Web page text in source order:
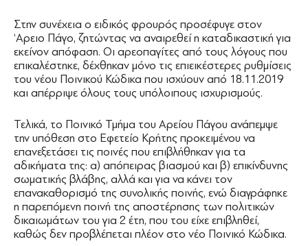
Στην συνέχεια ο ειδικός φρουρός προσέφυγε στον
‘Αρειο Πάγο, ζητώντας να αναιρεθεί η καταδικαστική για
εκείνον απόφαση. Οι αρεοπαγίτες από τους λόγους που
επικαλέστηκε, δέχθηκαν μόνο τις επιεικέστερες ρυθμίσεις
του νέου Ποινικού Κώδικα που ισχύουν από 18.11.2019
και απέρριψε όλους τους υπόλοιπους ισχυρισμούς.
Τελικά, το Ποινικό Τμήμα του Αρείου Πάγου ανάπεμψε
την υπόθεση στο Εφετείο Κρήτης προκειμένου να
επανεξετάσει τις ποινές που επιβλήθηκαν για τα
αδικήματα της: α) απόπειρας βιασμού και β) επικίνδυνης
σωματικής βλάβης, αλλά και για να κάνει τον
επανακαθορισμό της συνολικής ποινής, ενώ διαγράφηκε
η παρεπόμενη ποινή της αποστέρησης των πολιτικών
δικαιωμάτων του για 2 έτη, που του είχε επιβληθεί,
καθώς δεν προβλέπεται πλέον στο νέο Ποινικό Κώδικα.